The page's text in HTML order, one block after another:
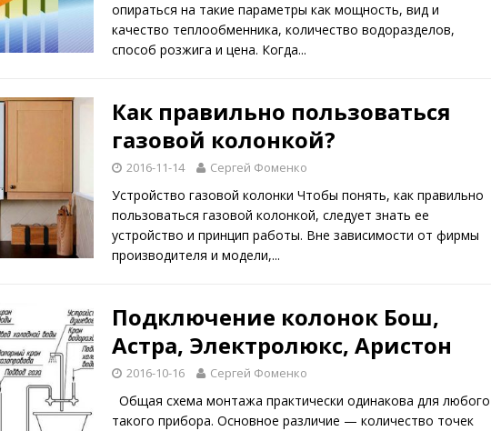
опираться на такие параметры как мощность, вид и
качество теплообменника, количество водоразделов,
способ розжига и цена. Когда...
Как правильно пользоваться
газовой колонкой?
2016-11-14 Сергей Фоменко
Устройство газовой колонки Чтобы понять, как правильно
пользоваться газовой колонкой, следует знать ее
устройство и принцип работы. Вне зависимости от фирмы
производителя и модели,...
Подключение колонок Бош,
Астра, Электролюкс, Аристон
2016-10-16 Сергей Фоменко
Общая схема монтажа практически одинакова для любого
такого прибора. Основное различие — количество точек